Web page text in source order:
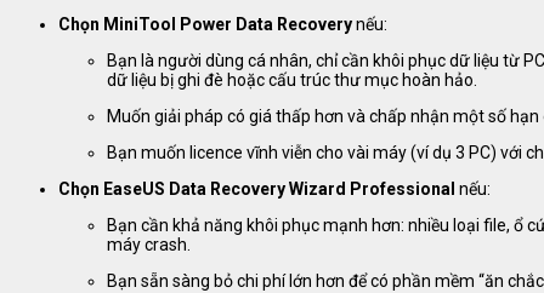
Chọn MiniTool Power Data Recoverynếu:
Bạn là người dùng cá nhân, chỉ cần khôi phục dữ liệu từ
dữ liệu bị ghi đè hoặc cấu trúc thư mục hoàn hảo.
Muốn giải pháp có giá thấp hơn và chấp nhận một số hạn
Bạn muốn licence vĩnh viễn cho vài máy (ví dụ 3 PC) với
Chọn EaseUS Data Recovery Wizard Professional nếu:
Bạn cần khả năng khôi phục mạnh hơn: nhiều loại file, ổ
máy crash.
Bạn sẵn sàng bỏ chi phí lớn hơn để có phần mềm “ăn